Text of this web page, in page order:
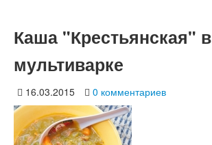
Объявления
Наши проекты
Абитуриент
Вопросы-ответы
Каша "Крестьянская" в
мультиварке
16.03.2015 0 комментариев